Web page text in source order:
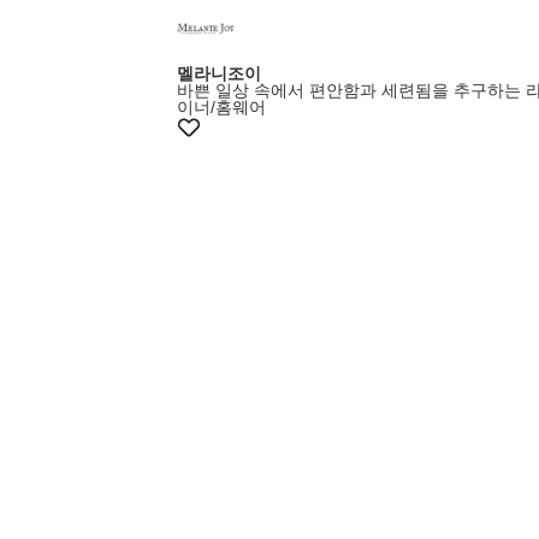
멜라니조이
바쁜 일상 속에서 편안함과 세련됨을 추구하는
이너/홈웨어